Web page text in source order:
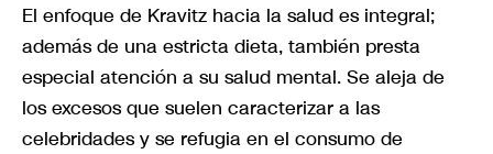
El enfoque de Kravitz hacia la salud es integral;
además de una estricta dieta, también presta
especial atención a su salud mental. Se aleja de
los excesos que suelen caracterizar a las
celebridades y se refugia en el consumo de